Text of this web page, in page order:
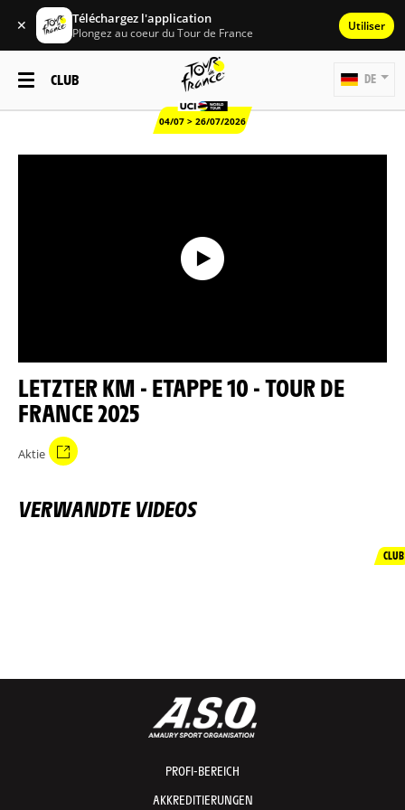
✕ Téléchargez l'application
Plongez au coeur du Tour de France Utiliser
CLUB
04/07 > 26/07/2026
DE
LETZTER KM - ETAPPE 10 - TOUR DE
FRANCE 2025
Aktie
VERWANDTE VIDEOS
CLUB
PROFI-BEREICH
AKKREDITIERUNGEN